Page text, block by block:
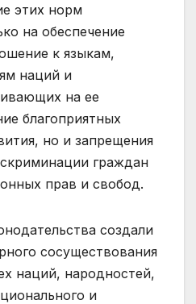
этих норм
на обеспечение
к языкам,
наций и
на ее
благоприятных
но и запрещения
граждан
прав и свобод.
создали
сосуществования
наций, народностей,
и